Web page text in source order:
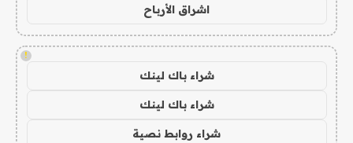
اشراق الأرباح
!
شراء باك لينك
شراء باك لينك
شراء روابط نصية